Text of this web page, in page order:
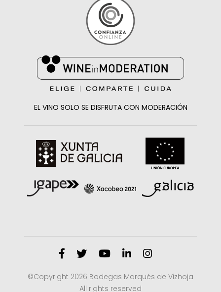
EL VINO SOLO SE DISFRUTA CON MODERACIÓN
Facebook
Twitter YoutubeLinkedinInstagram
©Copyright 2026 Bodegas Marqués de Vizhoja
All rights reserved